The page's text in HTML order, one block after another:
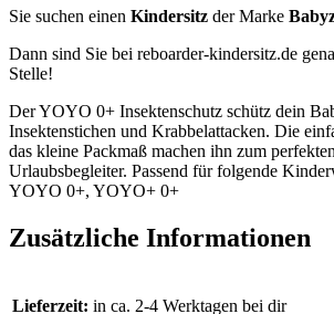
Sie suchen einen Kindersitz der Marke
Dann sind Sie bei reboarder-kindersitz.de
Stelle!
Der YOYO 0+ Insektenschutz schütz dein
Insektenstichen und Krabbelattacken. Die
das kleine Packmaß machen ihn zum
Urlaubsbegleiter. Passend für folgende
YOYO 0+, YOYO+ 0+
Zusätzliche Informationen
Lieferzeit: in ca. 2-4 Werktagen bei dir